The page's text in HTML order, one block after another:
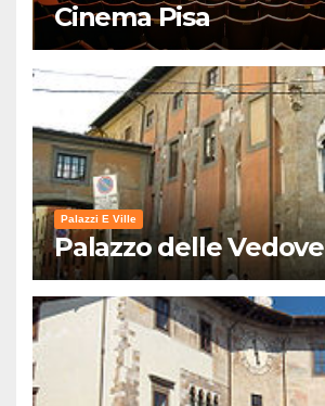
Cinema Pisa
Palazzi E Ville
Palazzo delle Vedove